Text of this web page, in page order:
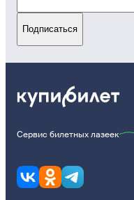
Подписаться
Сервис билетных лазеек